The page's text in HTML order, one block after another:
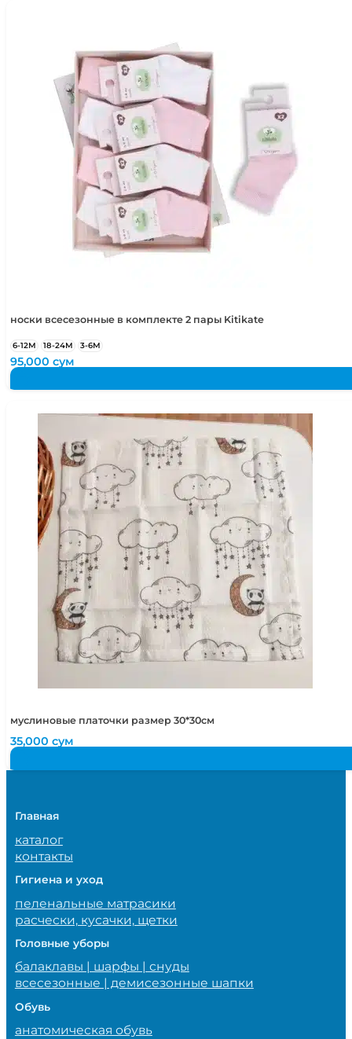
носки всесезонные в комплекте 2 пары Kitikate
6-12М 18-24М 3-6М
95,000сум
муслиновые платочки размер 30*30см
35,000сум
Главная
каталог
контакты
Гигиена и уход
пеленальные матрасики
расчески, кусачки, щетки
Головные уборы
балаклавы | шарфы | снуды
всесезонные | демисезонные шапки
Обувь
анатомическая обувь